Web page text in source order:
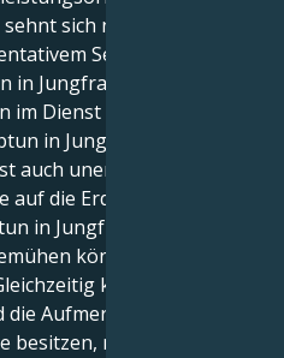
sich nach
Selbstausdruck
in Jungfrau strebt nach
im Dienst verzehrt
in Jungfrau hört nie
auch unermüdlich damit
die Erde zu bringen. In
in Jungfrau Bereiche an,
könnte, dass die
könnte er aber
Aufmerksamkeit für die
meiden.